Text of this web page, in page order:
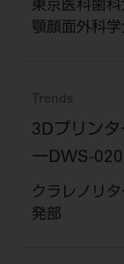
東京医科歯
顎顔面外科
Trends
3Dプリン
ーDWS-
クラレノリ
発部